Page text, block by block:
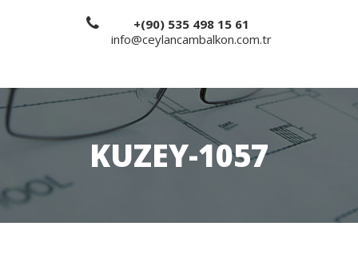
+(90) 535 498 15 61
info@ceylancambalkon.com.tr
KUZEY-1057